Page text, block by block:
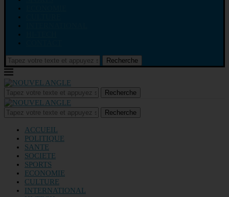
Recherche
Recherche
Recherche
ACCUEIL
POLITIQUE
SANTE
SOCIETE
SPORTS
ECONOMIE
CULTURE
INTERNATIONAL